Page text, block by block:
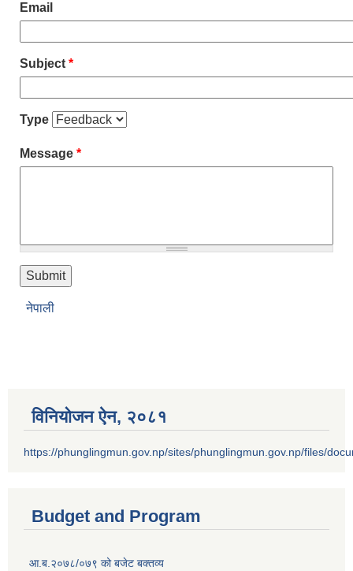
Email
Subject *
Type
Message *
नेपाली
विनियोजन ऐन‚ २०८१
https://phunglingmun.gov.np/sites/phunglingmun.gov.np/files/
Budget and Program
आ.ब.२०७८/०७९ को बजेट बक्तव्य